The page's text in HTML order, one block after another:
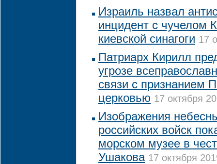
Израиль назвал
инцидент с чучелом
киевской синагоги 17
Патриарх Кирилл
угрозе
связи с признанием
церковью 17 октября
Изображения
российских войск
морском музее в
Ушакова 17 октября